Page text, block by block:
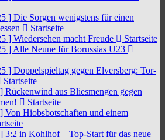
] Die Sorgen wenigstens für einen
Startseite
] Wiedersehen macht Freude
Startseite
] Alle Neune für Borussias U23
] Doppelspieltag gegen Elversberg: Tor-
Startseite
Rückenwind aus Bliesmengen gegen
Startseite
Von Hiobsbotschaften und einem
3:2 in Kohlhof – Top-Start für das neue